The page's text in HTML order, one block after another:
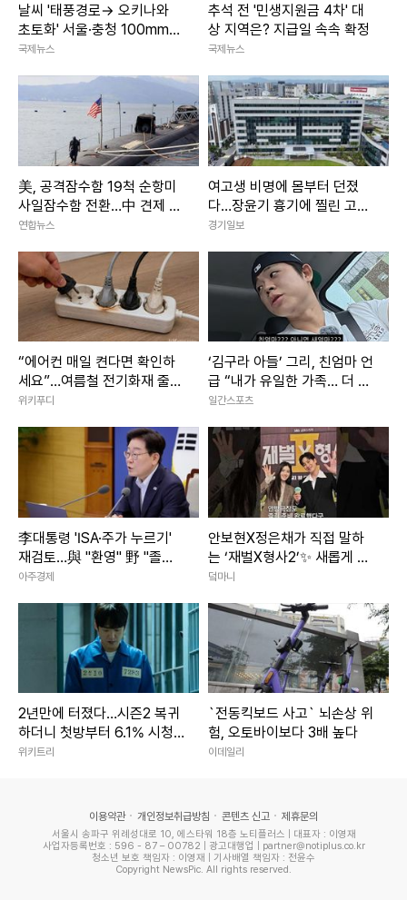
날씨 '태풍경로→ 오키나와
초토화' 서울·충청 100mm이
상 소나기 주말날씨
국제뉴스
추석 전 '민생지원금 4차' 대
상 지역은? 지급일 속속 확정
국제뉴스
美, 공격잠수함 19척 순항미
사일잠수함 전환…中 견제 강
화
연합뉴스
여고생 비명에 몸부터 던졌
다…장윤기 흉기에 찔린 고교
생 ‘의상자’ 인정
경기일보
“에어컨 매일 켠다면 확인하
세요”…여름철 전기화재 줄이
는 점검법
위키푸디
‘김구라 아들’ 그리, 친엄마 언
급 “내가 유일한 가족… 더 챙
기려고”
일간스포츠
李대통령 'ISA·주가 누르기'
재검토…與 "환영" 野 "졸속
국정"
아주경제
안보현X정은채가 직접 말하
는 ‘재벌X형사2’✨ 새롭게 돌
아온 두 사람의 이야기｜재벌
덬마니
2년만에 터졌다…시즌2 복귀
하더니 첫방부터 6.1% 시청
률 찍은 한국 드라마
위키트리
`전동킥보드 사고` 뇌손상 위
험, 오토바이보다 3배 높다
이데일리
이용약관 개인정보취급방침 콘텐츠 신고 제휴문의
서울시 송파구 위례성대로 10, 에스타워 18층 노티플러스 | 대표자 : 이영재
사업자등록번호 : 596 - 87 – 00782 | 광고대행업 | partner@notiplus.co.kr
청소년 보호 책임자 : 이영재 | 기사배열 책임자 : 전윤수
Copyright NewsPic. All rights reserved.